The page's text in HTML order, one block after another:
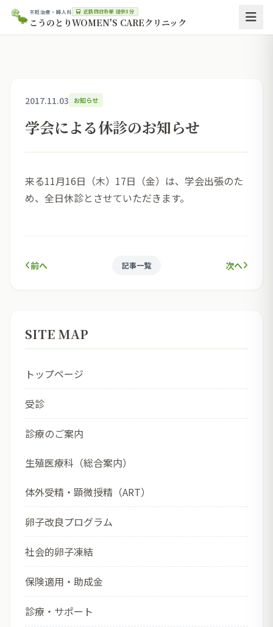
不妊治療・婦人科 近鉄四日市駅 徒歩3分
こうのとりWOMEN'S CAREクリニック
2017.11.03 お知らせ
学会による休診のお知らせ
来る11月16日（木）17日（金）は、学会出張のた
め、全日休診とさせていただきます。
前へ 記事一覧 次へ
SITE MAP
トップページ
受診
診療のご案内
生殖医療科（総合案内）
体外受精・顕微授精（ART）
卵子改良プログラム
社会的卵子凍結
保険適用・助成金
診療・サポート